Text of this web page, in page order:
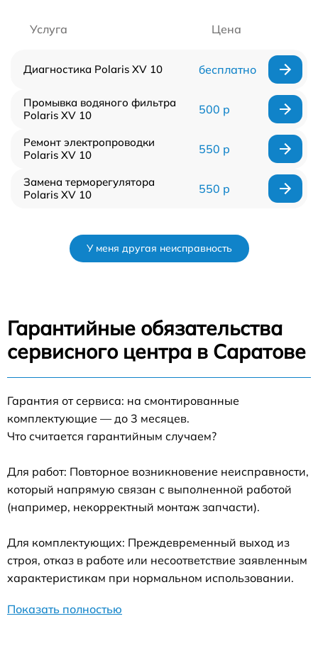
Услуга Цена
Диагностика Polaris XV 10 бесплатно
Промывка водяного фильтра
Polaris XV 10
500 р
Ремонт электропроводки
Polaris XV 10
550 р
Замена терморегулятора
Polaris XV 10
550 р
У меня другая неисправность
Гарантийные обязательства
сервисного центра в Саратове
Гарантия от сервиса: на смонтированные
комплектующие — до 3 месяцев.
Что считается гарантийным случаем?
Для работ: Повторное возникновение неисправности,
который напрямую связан с выполненной работой
(например, некорректный монтаж запчасти).
Для комплектующих: Преждевременный выход из
строя, отказ в работе или несоответствие заявленным
характеристикам при нормальном использовании.
Показать полностью